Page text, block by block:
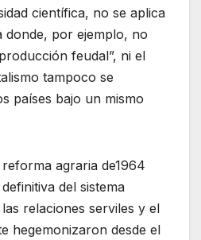
científica, no se aplica
donde, por ejemplo, no
feudal”, ni el
tampoco se
países bajo un mismo
agraria de1964
del sistema
relaciones serviles y el
hegemonizaron desde el